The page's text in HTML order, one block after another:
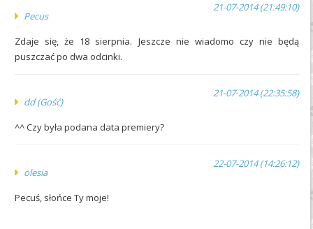
Pecus
21-07-2014 (21:49:10)
Zdaje się, że 18 sierpnia. Jeszcze nie wiadomo czy nie będą
puszczać po dwa odcinki.
dd (Gość)
21-07-2014 (22:35:58)
^^ Czy była podana data premiery?
olesia
22-07-2014 (14:26:12)
Pecuś, słońce Ty moje!